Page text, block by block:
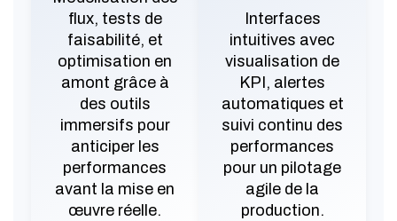
flux, tests de
faisabilité, et
optimisation en
amont grâce à
des outils
immersifs pour
anticiper les
performances
avant la mise en
œuvre réelle.
Interfaces
intuitives avec
visualisation de
KPI, alertes
automatiques et
suivi continu des
performances
pour un pilotage
agile de la
production.